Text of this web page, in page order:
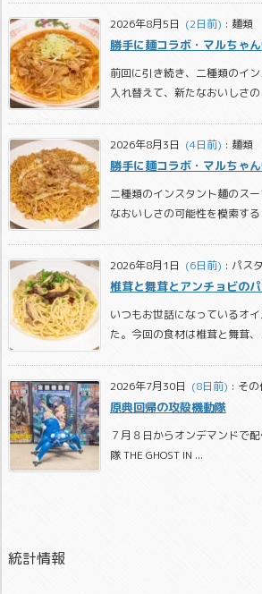
2026年8月5日
  (2日前)
: 麺類
勝手に麺コラボ・マルちゃ
前回に引き続き、二種類のイ
入れ替えて、新たなおいしさの
2026年8月3日
  (4日前)
: 麺類
勝手に麺コラボ・マルちゃ
二種類のインスタント麺のス
なおいしさの可能性を模索する
2026年8月1日
  (6日前)
: パスタ
椎茸と舞茸とアンチョビの
いつもお世話になっているオ
た。今回の食材は椎茸と舞茸、
2026年7月30日
  (8日前)
: そ
原典回帰の攻殻機動隊
７月８日からオンデマンドで
隊 THE GHOST IN ...
統計情報